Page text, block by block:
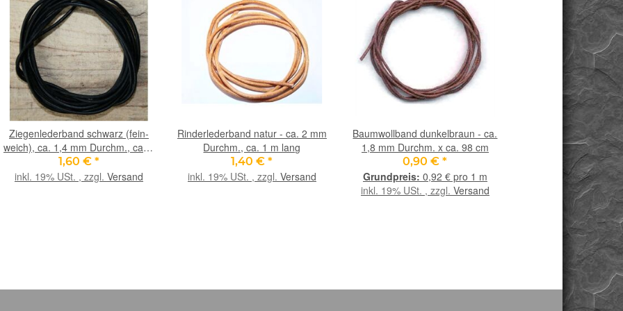
Ziegenlederband schwarz (fein-
weich), ca. 1,4 mm Durchm., ca. 1
m lang
1,60 € *
inkl. 19% USt. , zzgl. Versand
Rinderlederband natur - ca. 2 mm
Durchm., ca. 1 m lang
1,40 €*
inkl. 19% USt. , zzgl. Versand
Baumwollband dunkelbraun - ca.
1,8 mm Durchm. x ca. 98 cm
0,90 €*
0,92 € pro 1 m
inkl. 19% USt. , zzgl. Versand
Chrysokoll
- Sonderqualität - ca.
cm x 1,4
13,90 €
inkl. 19% USt. ,